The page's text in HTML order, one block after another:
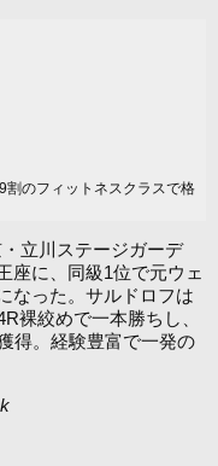
割のフィットネスクラスで格
立川ステージガーデ
座に、同級1位で元ウェ
なった。サルドロフは
裸絞めで一本勝ちし、
得。経験豊富で一発の